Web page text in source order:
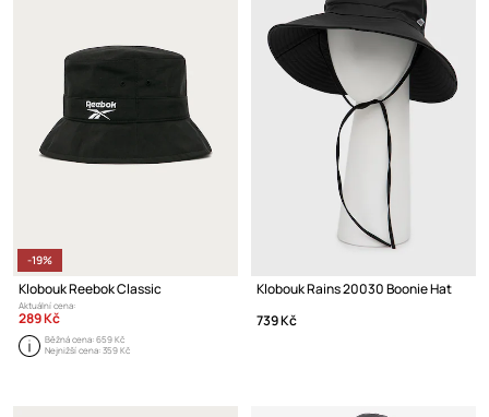
-19%
Klobouk Reebok Classic
Aktuální cena:
289 Kč
Běžná cena:659 Kč
Nejnižší cena:359 Kč
Klobouk Rains 20030 Boonie Hat
739 Kč